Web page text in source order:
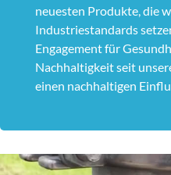
neuesten Produkte, die
Industriestandards
Engagement für
Nachhaltigkeit seit
einen nachhaltigen